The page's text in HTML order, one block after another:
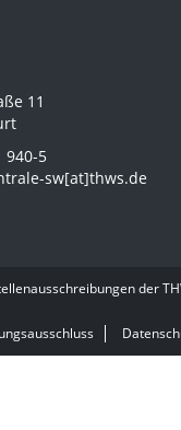
11
940-5
sw[at]thws.de
der